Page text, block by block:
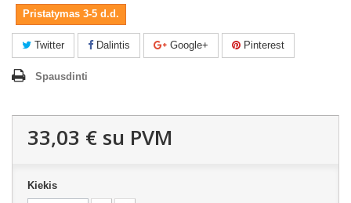
Pristatymas 3-5 d.d.
Twitter Dalintis Google+ Pinterest
Spausdinti
33,03 € su PVM
Kiekis